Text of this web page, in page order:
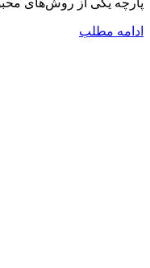
پارچه یکی از روش‌های
ادامه مطلب